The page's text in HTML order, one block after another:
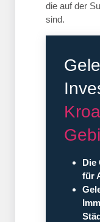
die auf der
sind.
Die
für